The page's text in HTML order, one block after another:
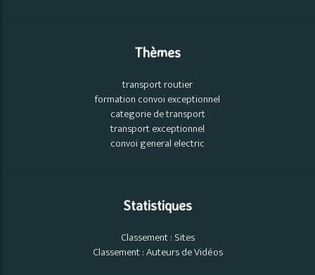
Thèmes
transport routier
formation convoi exceptionnel
categorie de transport
transport exceptionnel
convoi general electric
Statistiques
Classement : Sites
Classement : Auteurs de Vidéos